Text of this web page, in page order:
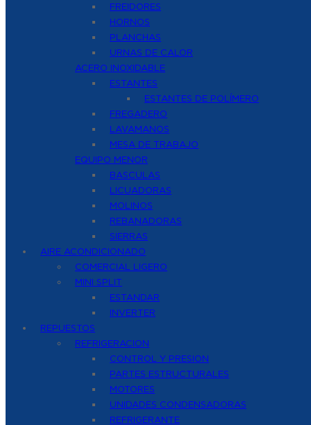
FREIDORES
HORNOS
PLANCHAS
URNAS DE CALOR
ACERO INOXIDABLE
ESTANTES
ESTANTES DE POLÍMERO
FREGADERO
LAVAMANOS
MESA DE TRABAJO
EQUIPO MENOR
BASCULAS
LICUADORAS
MOLINOS
REBANADORAS
SIERRAS
AIRE ACONDICIONADO
COMERCIAL LIGERO
MINI SPLIT
ESTANDAR
INVERTER
REPUESTOS
REFRIGERACION
CONTROL Y PRESION
PARTES ESTRUCTURALES
MOTORES
UNIDADES CONDENSADORAS
REFRIGERANTE